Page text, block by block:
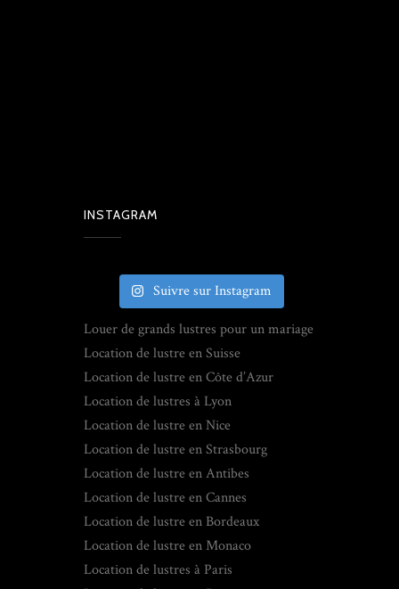
INSTAGRAM
Suivre sur Instagram
Louer de grands lustres pour un mariage
Location de lustre en Suisse
Location de lustre en Côte d’Azur
Location de lustres à Lyon
Location de lustre en Nice
Location de lustre en Strasbourg
Location de lustre en Antibes
Location de lustre en Cannes
Location de lustre en Bordeaux
Location de lustre en Monaco
Location de lustres à Paris